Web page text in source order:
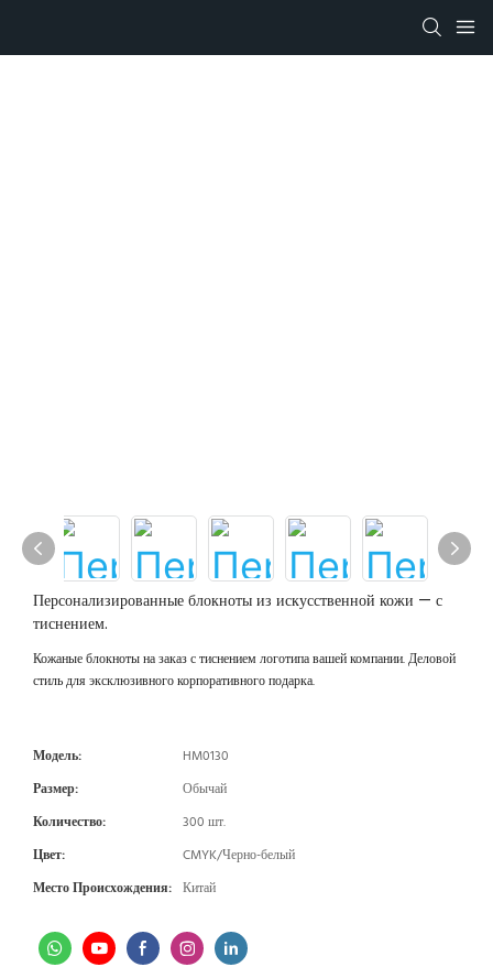
Персонализированные блокноты из искусственной кожи — с
тиснением.
Кожаные блокноты на заказ с тиснением логотипа вашей компании. Деловой
стиль для эксклюзивного корпоративного подарка.
Модель:
HM0130
Размер:
Обычай
Количество:
300 шт.
Цвет:
CMYK/Черно-белый
Место Происхождения: Китай